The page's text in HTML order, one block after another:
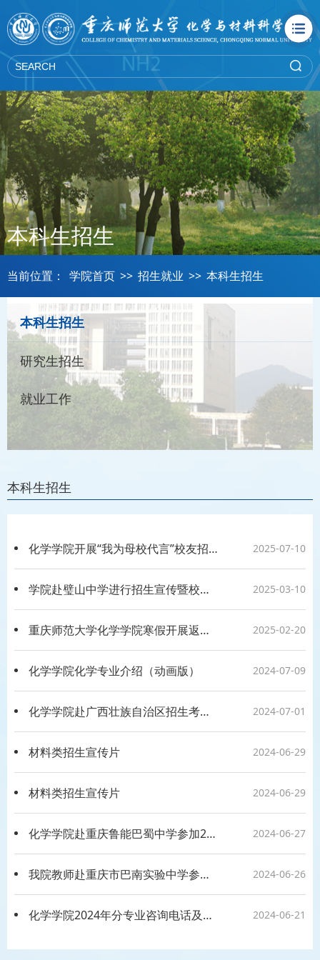
本科生招生
当前位置： 学院首页 >> 招生就业 >> 本科生招生
本科生招生
研究生招生
就业工作
本科生招生
化学学院开展“我为母校代言”校友招生系列活动 2025-07-10
学院赴璧山中学进行招生宣传暨校友寻访活动 2025-03-10
重庆师范大学化学学院寒假开展返家乡招生宣讲活动 2025-02-20
化学学院化学专业介绍（动画版） 2024-07-09
化学学院赴广西壮族自治区招生考试院组织的2024 年广西普通高校招生咨询会桂林站现场咨询 2024-07-01
材料类招生宣传片 2024-06-29
材料类招生宣传片 2024-06-29
化学学院赴​重庆鲁能巴蜀中学参加2024年高考志愿填报现场咨询会 2024-06-27
我院教师赴重庆市巴南实验中学参加高考咨询会暨招生宣传活动 2024-06-26
化学学院2024年分专业咨询电话及咨询qq群 2024-06-21